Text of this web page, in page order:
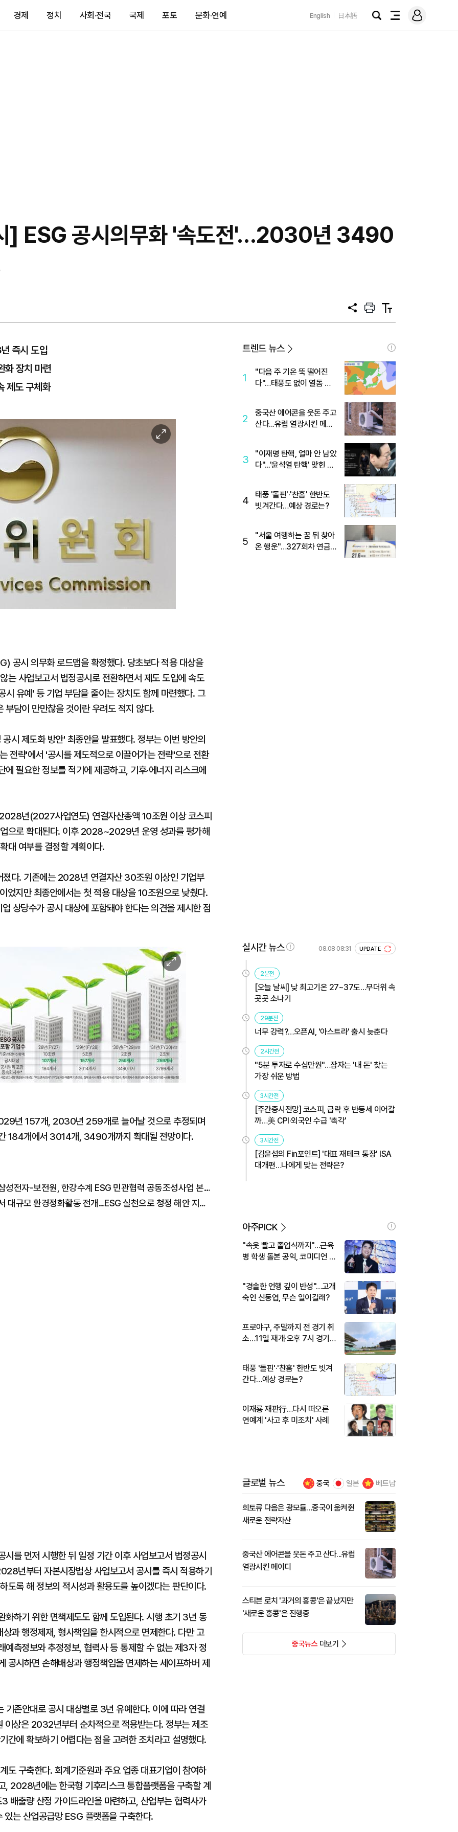
경제 정치 사회·전국 국제 포토 문화·연예 English 日本語
검
전
메
그
] ESG 공시의무화 '속도전'…2030년 3490
공
프
트
텍
트
즉시 도입
화 장치 마련
제도 구체화
이
미
공시 의무화 로드맵을 확정했다. 당초보다 적용 대상을
는 사업보고서 법정공시로 전환하면서 제도 도입에 속도
유예' 등 기업 부담을 줄이는 장치도 함께 마련했다. 그
담이 만만찮을 것이란 우려도 적지 않다.
시 제도화 방안' 최종안을 발표했다. 정부는 이번 방안의
전략'에서 '공시를 제도적으로 이끌어가는 전략'으로 전환
필요한 정보를 적기에 제공하고, 기후·에너지 리스크에
년(2027사업연도) 연결자산총액 10조원 이상 코스피
으로 확대된다. 이후 2028~2029년 운영 성과를 평가해
대 여부를 결정할 계획이다.
졌다. 기존에는 2028년 연결자산 30조원 이상인 기업부
었지만 최종안에서는 첫 적용 대상을 10조원으로 낮췄다.
상당수가 공시 대상에 포함돼야 한다는 의견을 제시한 점
이
미
지
확
대
년 157개, 2030년 259개로 늘어날 것으로 추정되며
184개에서 3014개, 3490개까지 확대될 전망이다.
반도체 성장만큼 '물의 책임' 키웠다...한강청-삼성전자-보전원, 한강수계 ESG 민관협력 공동조성사업 본격 추진
삼척화력발전소 블루패밀리봉사단, 맹방해변서 대규모 환경정화활동 전개…ESG 실천으로 청정 해안 지킨다
를 먼저 시행한 뒤 일정 기간 이후 사업보고서 법정공시
년부터 자본시장법상 사업보고서 공시를 즉시 적용하기
도록 해 정보의 적시성과 활용도를 높이겠다는 판단이다.
화하기 위한 면책제도도 함께 도입된다. 시행 초기 3년 동
과 행정제재, 형사책임을 한시적으로 면제한다. 다만 고
예측정보와 추정정보, 협력사 등 통제할 수 없는 제3자 정
공시하면 손해배상과 행정책임을 면제하는 세이프하버 제
존안대로 공시 대상별로 3년 유예한다. 이에 따라 연결
상은 2032년부터 순차적으로 적용받는다. 정부는 제조
간에 확보하기 어렵다는 점을 고려한 조치라고 설명했다.
도 구축한다. 회계기준원과 주요 업종 대표기업이 참여하
, 2028년에는 한국형 기후리스크 통합플랫폼을 구축할 계
배출량 산정 가이드라인을 마련하고, 산업부는 협력사가
는 산업공급망 ESG 플랫폼을 구축한다.
트렌드 뉴스
1
"다음 주 기온 뚝 떨어진
다"…태풍도 없이 열돔 박
2
중국산 에어콘을 웃돈 주고
산다...유럽 열광시킨 메이
3
"이재명 탄핵, 얼마 안 남았
다"...'윤석열 탄핵' 맞힌 무
4
태풍 '돌핀'·'찬홈' 한반도
빗겨간다…예상 경로는?
5
"서울 여행하는 꿈 뒤 찾아
온 행운"…327회차 연금
실시간 뉴스 08.08 08:31 UPDATE
2분전
[오늘 날씨] 낮 최고기온 27~37도…무더위 속
곳곳 소나기
29분전
너무 강력?…오픈AI, '아스트라' 출시 늦춘다
2시간전
"5분 투자로 수십만원"…잠자는 '내 돈' 찾는
가장 쉬운 방법
3시간전
[주간증시전망] 코스피, 급락 후 반등세 이어갈
까…美 CPI·외국인 수급 '촉각'
3시간전
[김윤섭의 Fin포인트] '대표 재테크 통장' ISA
대개편…나에게 맞는 전략은?
아주PICK
"속옷 빨고 졸업식까지"…근육
병 학생 돌본 공익, 코미디언 김
"경솔한 언행 깊이 반성"…고개
숙인 신동엽, 무슨 일이길래?
프로야구, 주말까지 전 경기 취
소…11일 재개·오후 7시 경기
태풍 '돌핀'·'찬홈' 한반도 빗겨
간다…예상 경로는?
이재룡 재판行…다시 떠오른
연예계 '사고 후 미조치' 사례
글로벌 뉴스 중국 일본 베트남
희토류 다음은 광모듈…중국이 움켜쥔
새로운 전략자산
중국산 에어콘을 웃돈 주고 산다...유럽
열광시킨 메이디
스티븐 로치 '과거의 홍콩'은 끝났지만
'새로운 홍콩'은 진행중
중국뉴스더보기